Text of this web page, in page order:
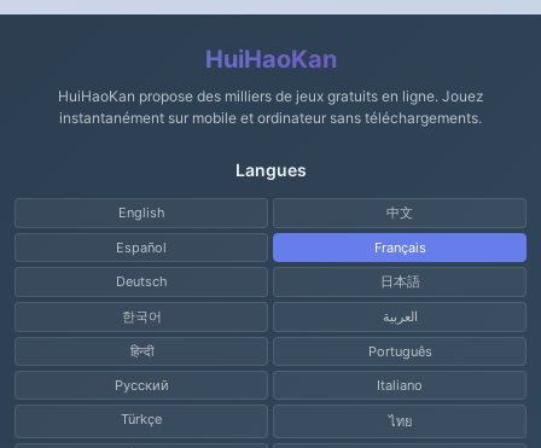
HuiHaoKan
HuiHaoKan propose des milliers de jeux gratuits en ligne. Jouez
instantanément sur mobile et ordinateur sans téléchargements.
Langues
English 中文
Español
Français
Deutsch
日本語
한국어 العربية
हिन्दी
Português
Русский
Italiano
Türkçe
ไทย